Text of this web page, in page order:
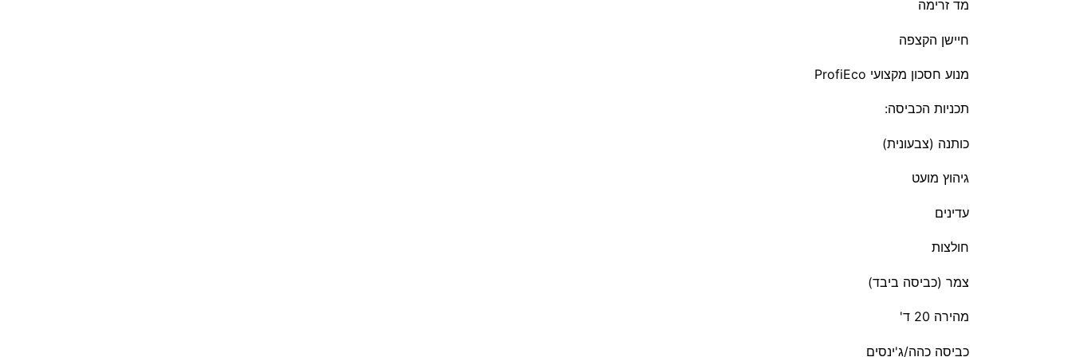
מד זרימה
חיישן הקצפה
מנוע חסכון מקצועי ProfiEco
תכניות הכביסה:
כותנה (צבעונית)
גיהוץ מועט
עדינים
חולצות
צמר (כביסה ביבד)
מהירה 20 ד'
כביסה כהה/ג'ינסים